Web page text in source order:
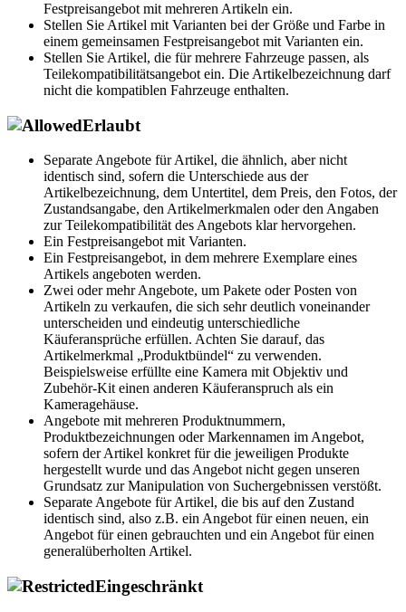
Festpreisangebot mit mehreren Artikeln ein.
Stellen Sie Artikel mit Varianten bei der Größe und Farbe in
einem gemeinsamen Festpreisangebot mit Varianten ein.
Stellen Sie Artikel, die für mehrere Fahrzeuge passen, als
Teilekompatibilitätsangebot ein. Die Artikelbezeichnung darf
nicht die kompatiblen Fahrzeuge enthalten.
Erlaubt
Separate Angebote für Artikel, die ähnlich, aber nicht
identisch sind, sofern die Unterschiede aus der
Artikelbezeichnung, dem Untertitel, dem Preis, den Fotos, der
Zustandsangabe, den Artikelmerkmalen oder den Angaben
zur Teilekompatibilität des Angebots klar hervorgehen.
Ein Festpreisangebot mit Varianten.
Ein Festpreisangebot, in dem mehrere Exemplare eines
Artikels angeboten werden.
Zwei oder mehr Angebote, um Pakete oder Posten von
Artikeln zu verkaufen, die sich sehr deutlich voneinander
unterscheiden und eindeutig unterschiedliche
Käuferansprüche erfüllen. Achten Sie darauf, das
Artikelmerkmal „Produktbündel“ zu verwenden.
Beispielsweise erfüllte eine Kamera mit Objektiv und
Zubehör-Kit einen anderen Käuferanspruch als ein
Kameragehäuse.
Angebote mit mehreren Produktnummern,
Produktbezeichnungen oder Markennamen im Angebot,
sofern der Artikel konkret für die jeweiligen Produkte
hergestellt wurde und das Angebot nicht gegen unseren
Grundsatz zur Manipulation von Suchergebnissen verstößt.
Separate Angebote für Artikel, die bis auf den Zustand
identisch sind, also z.B. ein Angebot für einen neuen, ein
Angebot für einen gebrauchten und ein Angebot für einen
generalüberholten Artikel.
Eingeschränkt